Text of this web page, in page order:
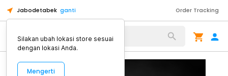
Jabodetabek ganti Order Tracking
Alat Kopi
Silakan ubah lokasi store sesuai
dengan lokasi Anda.
Mengerti